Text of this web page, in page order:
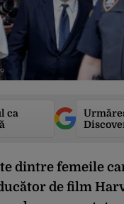
ca
dintre femeile
de film